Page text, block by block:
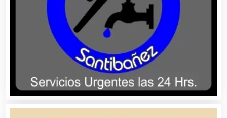
Asociaciones Empresariales
Audio, Sonido e Iluminación
Audios para Eventos